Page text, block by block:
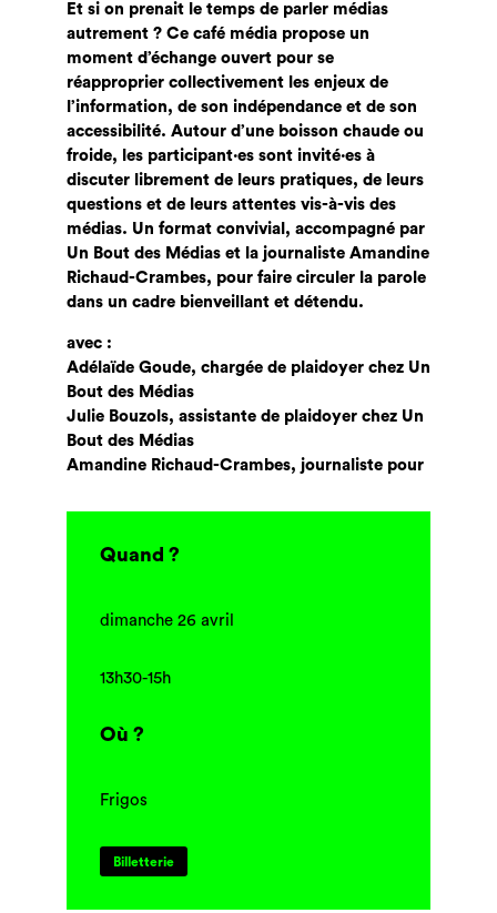
Et si on prenait le temps de parler médias
autrement ? Ce café média propose un
moment d’échange ouvert pour se
réapproprier collectivement les enjeux de
l’information, de son indépendance et de son
accessibilité. Autour d’une boisson chaude ou
froide, les participant·es sont invité·es à
discuter librement de leurs pratiques, de leurs
questions et de leurs attentes vis-à-vis des
médias. Un format convivial, accompagné par
Un Bout des Médias et la journaliste Amandine
Richaud-Crambes, pour faire circuler la parole
dans un cadre bienveillant et détendu.
avec :
Adélaïde Goude, chargée de plaidoyer chez Un
Bout des Médias
Julie Bouzols, assistante de plaidoyer chez Un
Bout des Médias
Amandine Richaud-Crambes, journaliste pour
Quand ?
dimanche 26 avril
13h30-15h
Où ?
Frigos
Billetterie